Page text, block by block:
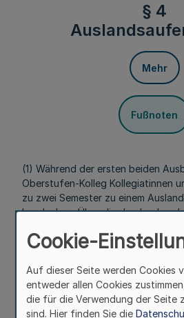
§ 4
Mehr
Fußnoten
(1) Während der ersten beiden
Oberstufen-Kolleg Kollegiatinnen
zu zwei Semester zu einem
beurlauben. Über die
der Nachweis zu erbringen. Nach
Schullaufbahn im ersten oder
fortgesetzt.
(2) Kollegiatinnen und Kollegiaten
überdurchschnittlichen Leistungen
Cookie-
Auf dieser Seite werden Cookies
entweder allen Cookies
die für die Verwendung der Seite
sind. Hier finden Sie die